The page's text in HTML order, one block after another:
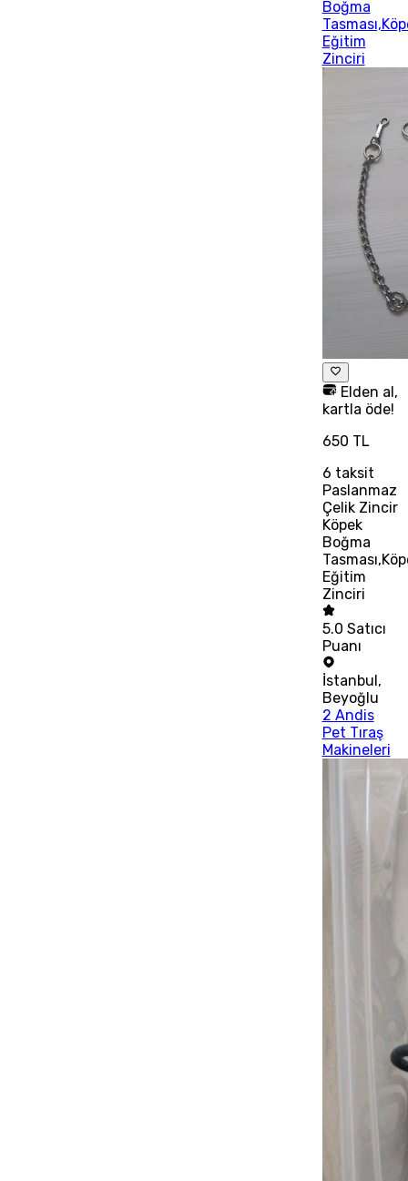
Boğma
Eğitim
Zinciri
Elden al,
kartla öde!
650 TL
6 taksit
Paslanmaz
Çelik Zincir
Köpek
Boğma
Eğitim
Zinciri
5.0 Satıcı
Puanı
İstanbul,
Beyoğlu
2 Andis
Pet Tıraş
Makineleri